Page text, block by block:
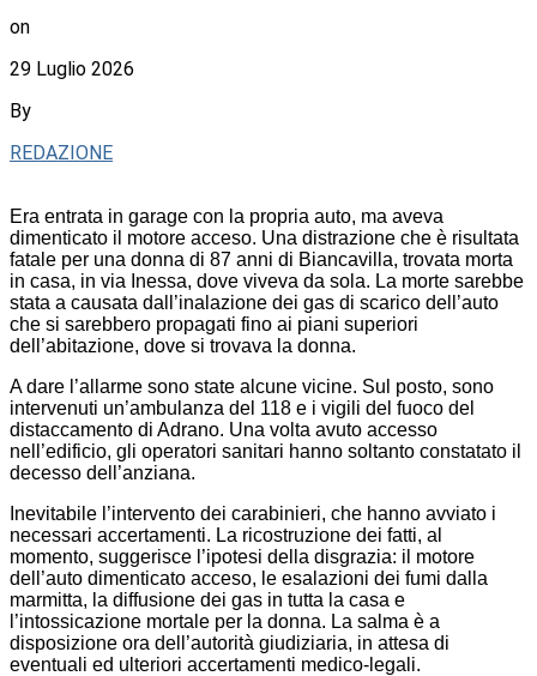
on
29 Luglio 2026
By
REDAZIONE
Era entrata in garage con la propria auto, ma aveva
dimenticato il motore acceso. Una distrazione che è risultata
fatale per una donna di 87 anni di Biancavilla, trovata morta
in casa, in via Inessa, dove viveva da sola. La morte sarebbe
stata a causata dall’inalazione dei gas di scarico dell’auto
che si sarebbero propagati fino ai piani superiori
dell’abitazione, dove si trovava la donna.
A dare l’allarme sono state alcune vicine. Sul posto, sono
intervenuti un’ambulanza del 118 e i vigili del fuoco del
distaccamento di Adrano. Una volta avuto accesso
nell’edificio, gli operatori sanitari hanno soltanto constatato il
decesso dell’anziana.
Inevitabile l’intervento dei carabinieri, che hanno avviato i
necessari accertamenti. La ricostruzione dei fatti, al
momento, suggerisce l’ipotesi della disgrazia: il motore
dell’auto dimenticato acceso, le esalazioni dei fumi dalla
marmitta, la diffusione dei gas in tutta la casa e
l’intossicazione mortale per la donna. La salma è a
disposizione ora dell’autorità giudiziaria, in attesa di
eventuali ed ulteriori accertamenti medico-legali.